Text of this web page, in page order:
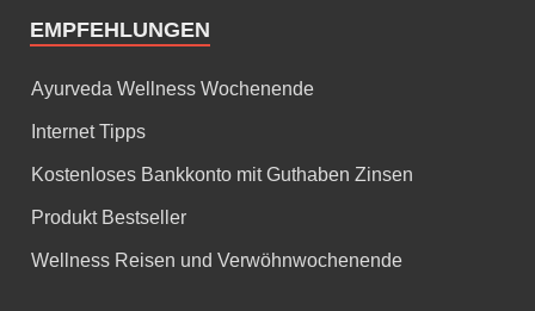
EMPFEHLUNGEN
Ayurveda Wellness Wochenende
Internet Tipps
Kostenloses Bankkonto mit Guthaben Zinsen
Produkt Bestseller
Wellness Reisen und Verwöhnwochenende